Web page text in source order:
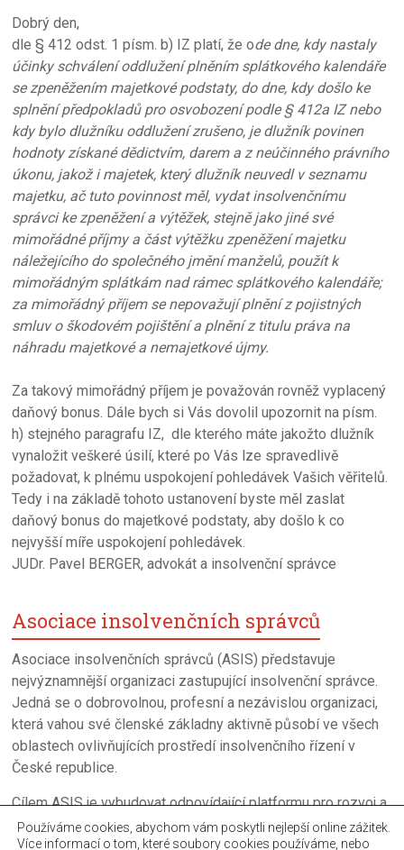
Dobrý den,
dle § 412 odst. 1 písm. b) IZ platí, že ode dne, kdy nastaly
účinky schválení oddlužení plněním splátkového kalendáře
se zpeněžením majetkové podstaty, do dne, kdy došlo ke
splnění předpokladů pro osvobození podle § 412a IZ nebo
kdy bylo dlužníku oddlužení zrušeno, je dlužník povinen
hodnoty získané dědictvím, darem a z neúčinného právního
úkonu, jakož i majetek, který dlužník neuvedl v seznamu
majetku, ač tuto povinnost měl, vydat insolvenčnímu
správci ke zpeněžení a výtěžek, stejně jako jiné své
mimořádné příjmy a část výtěžku zpeněžení majetku
náležejícího do společného jmění manželů, použít k
mimořádným splátkám nad rámec splátkového kalendáře;
za mimořádný příjem se nepovažují plnění z pojistných
smluv o škodovém pojištění a plnění z titulu práva na
náhradu majetkové a nemajetkové újmy.
Za takový mimořádný příjem je považován rovněž vyplacený
daňový bonus. Dále bych si Vás dovolil upozornit na písm.
h) stejného paragrafu IZ, dle kterého máte jakožto dlužník
vynaložit veškeré úsilí, které po Vás lze spravedlivě
požadovat, k plnému uspokojení pohledávek Vašich věřitelů.
Tedy i na základě tohoto ustanovení byste měl zaslat
daňový bonus do majetkové podstaty, aby došlo k co
nejvyšší míře uspokojení pohledávek.
JUDr. Pavel BERGER, advokát a insolvenční správce
Asociace insolvenčních správců
Asociace insolvenčních správců (ASIS) představuje
nejvýznamnější organizaci zastupující insolvenční správce.
Jedná se o dobrovolnou, profesní a nezávislou organizaci,
která vahou své členské základny aktivně působí ve všech
oblastech ovlivňujících prostředí insolvenčního řízení v
České republice.
Cílem ASIS je vybudovat odpovídající platformu pro rozvoj a
neustalé zkvalitňováni úpadkového řízení a činnosti
insolvenčních správců.
Používáme cookies, abychom vám poskytli nejlepší online zážitek.
Více informací o tom, které soubory cookies používáme, nebo